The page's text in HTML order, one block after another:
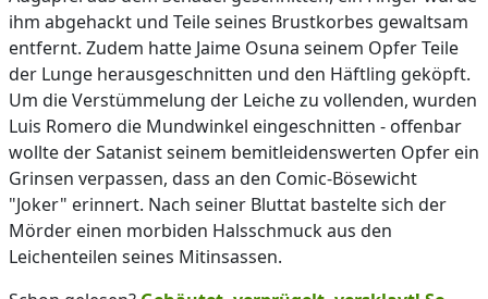
ihm abgehackt und Teile seines Brustkorbes gewaltsam
entfernt. Zudem hatte Jaime Osuna seinem Opfer Teile
der Lunge herausgeschnitten und den Häftling geköpft.
Um die Verstümmelung der Leiche zu vollenden, wurden
Luis Romero die Mundwinkel eingeschnitten - offenbar
wollte der Satanist seinem bemitleidenswerten Opfer ein
Grinsen verpassen, dass an den Comic-Bösewicht
"Joker" erinnert. Nach seiner Bluttat bastelte sich der
Mörder einen morbiden Halsschmuck aus den
Leichenteilen seines Mitinsassen.